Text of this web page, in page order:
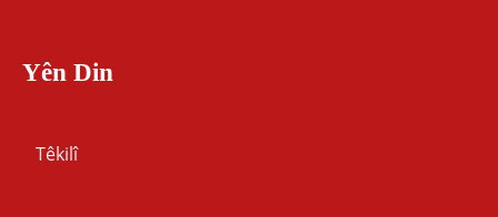
Yên Din
Têkilî